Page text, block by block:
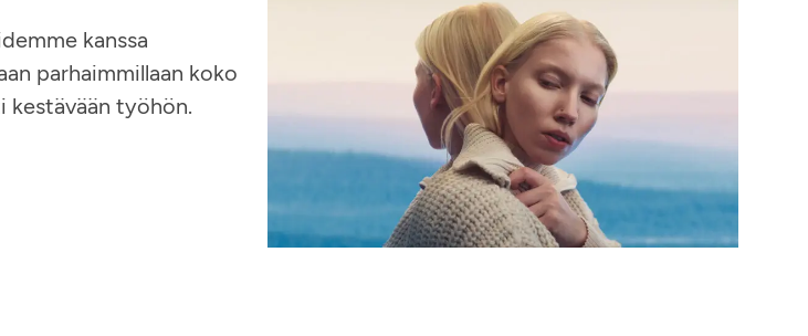
kanssa
parhaimmillaan koko
kestävään työhön.